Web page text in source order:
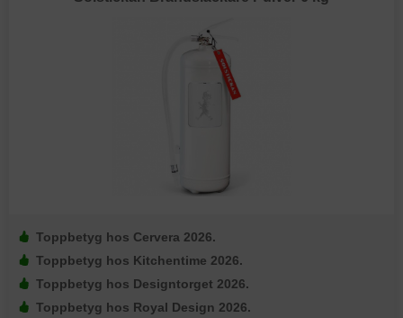
Toppbetyg hos Cervera 2026.
Toppbetyg hos Kitchentime 2026.
Toppbetyg hos Designtorget 2026.
Toppbetyg hos Royal Design 2026.